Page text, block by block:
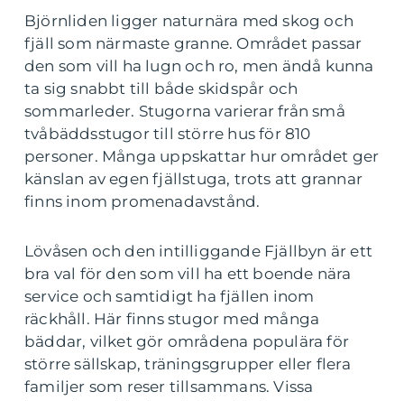
Björnliden ligger naturnära med skog och
fjäll som närmaste granne. Området passar
den som vill ha lugn och ro, men ändå kunna
ta sig snabbt till både skidspår och
sommarleder. Stugorna varierar från små
tvåbäddsstugor till större hus för 810
personer. Många uppskattar hur området ger
känslan av egen fjällstuga, trots att grannar
finns inom promenadavstånd.
Lövåsen och den intilliggande Fjällbyn är ett
bra val för den som vill ha ett boende nära
service och samtidigt ha fjällen inom
räckhåll. Här finns stugor med många
bäddar, vilket gör områdena populära för
större sällskap, träningsgrupper eller flera
familjer som reser tillsammans. Vissa